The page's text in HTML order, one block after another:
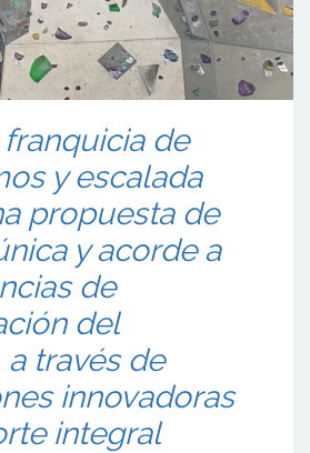
de
y escalada
propuesta de
y acorde a
de
del
través de
innovadoras
integral